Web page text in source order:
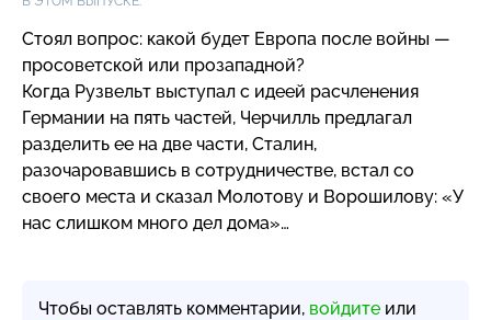
Стоял вопрос: какой будет Европа после войны —
просоветской или прозападной?
Когда Рузвельт выступал с идеей расчленения
Германии на пять частей, Черчилль предлагал
разделить ее на две части, Сталин,
разочаровавшись в сотрудничестве, встал со
своего места и сказал Молотову и Ворошилову: «У
нас слишком много дел дома»…
Чтобы оставлять комментарии, войдите или